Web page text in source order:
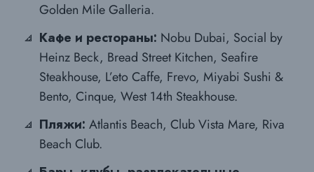
Golden Mile Galleria.
Кафе и рестораны: Nobu Dubai, Social by
Heinz Beck, Bread Street Kitchen, Seafire
Steakhouse, L’eto Caffe, Frevo, Miyabi Sushi &
Bento, Cinque, West 14th Steakhouse.
Пляжи: Atlantis Beach, Club Vista Mare, Riva
Beach Club.